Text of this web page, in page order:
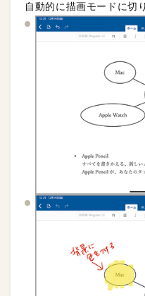
自動的に描画モードに切